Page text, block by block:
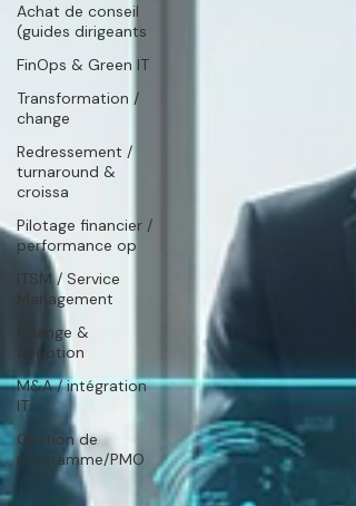
Achat de conseil
(guides dirigeants
FinOps & Green IT
Transformation /
change
Redressement /
turnaround &
croissa
Pilotage financier /
performance op
ITSM / Service
Management
Change &
adoption
M&A / intégration
IT
Gestion de
programme/PMO